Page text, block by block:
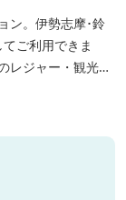
ン。伊勢志摩･鈴
ご利用できま
レジャー・観光に